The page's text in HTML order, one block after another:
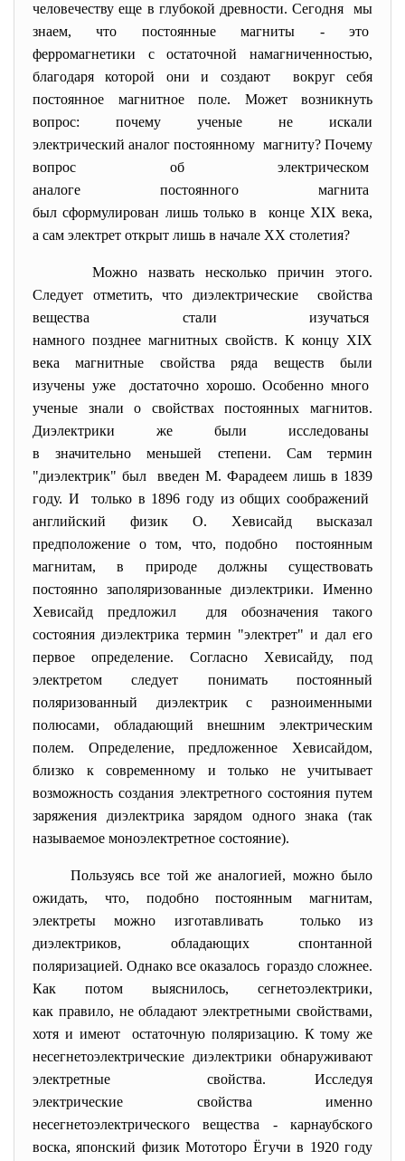
человечеству еще в глубокой древности. Сегодня мы
знаем, что постоянные магниты - это
ферромагнетики с остаточной намагниченностью,
благодаря которой они и создают вокруг себя
постоянное магнитное поле. Может возникнуть
вопрос: почему ученые не искали
электрический аналог постоянному магниту? Почему
вопрос об электрическом
аналоге постоянного магнита
был сформулирован лишь только в конце XIX века,
а сам электрет открыт лишь в начале XX столетия?
Можно назвать несколько причин этого.
Следует отметить, что диэлектрические свойства
вещества стали изучаться
намного позднее магнитных свойств. К концу XIX
века магнитные свойства ряда веществ были
изучены уже достаточно хорошо. Особенно много
ученые знали о свойствах постоянных магнитов.
Диэлектрики же были исследованы
в значительно меньшей степени. Сам термин
"диэлектрик" был введен М. Фарадеем лишь в 1839
году. И только в 1896 году из общих соображений
английский физик О. Хевисайд высказал
предположение о том, что, подобно постоянным
магнитам, в природе должны существовать
постоянно заполяризованные диэлектрики. Именно
Хевисайд предложил для обозначения такого
состояния диэлектрика термин "электрет" и дал его
первое определение. Согласно Хевисайду, под
электретом следует понимать постоянный
поляризованный диэлектрик с разноименными
полюсами, обладающий внешним электрическим
полем. Определение, предложенное Хевисайдом,
близко к современному и только не учитывает
возможность создания электретного состояния путем
заряжения диэлектрика зарядом одного знака (так
называемое моноэлектретное состояние).
Пользуясь все той же аналогией, можно было
ожидать, что, подобно постоянным магнитам,
электреты можно изготавливать только из
диэлектриков, обладающих спонтанной
поляризацией. Однако все оказалось гораздо сложнее.
Как потом выяснилось, сегнетоэлектрики,
как правило, не обладают электретными свойствами,
хотя и имеют остаточную поляризацию. К тому же
несегнетоэлектрические диэлектрики обнаруживают
электретные свойства. Исследуя
электрические свойства именно
несегнетоэлектрическоговещества - карнаубского
воска, японский физик Мототоро Ёгучи в 1920 году